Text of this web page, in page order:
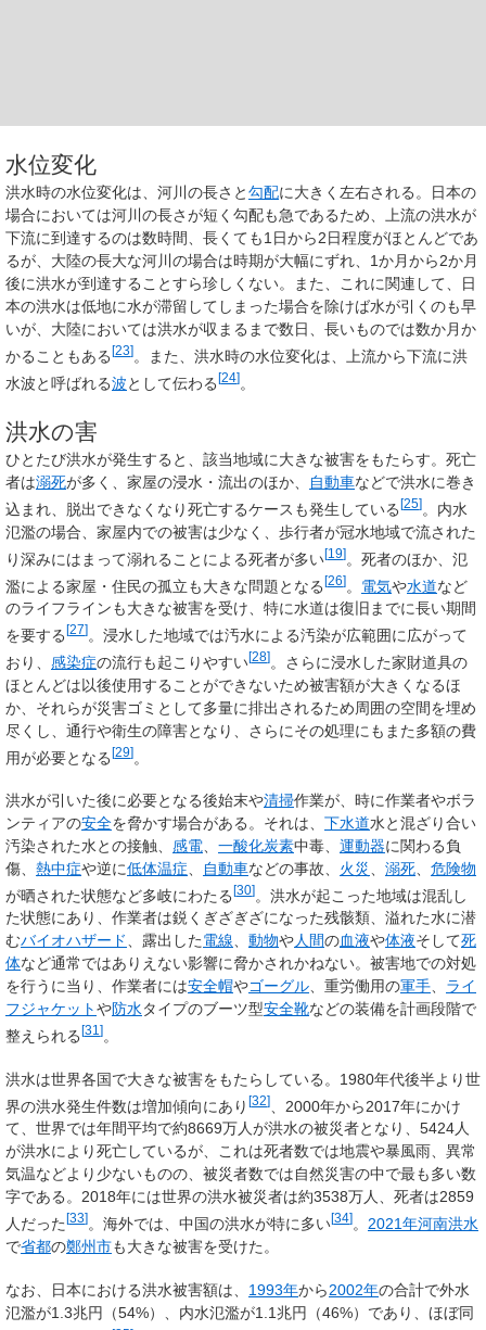
水位変化
洪水時の水位変化は、河川の長さと勾配に大きく左右される。日本の
場合においては河川の長さが短く勾配も急であるため、上流の洪水が
下流に到達するのは数時間、長くても1日から2日程度がほとんどであ
るが、大陸の長大な河川の場合は時期が大幅にずれ、1か月から2か月
後に洪水が到達することすら珍しくない。また、これに関連して、日
本の洪水は低地に水が滞留してしまった場合を除けば水が引くのも早
いが、大陸においては洪水が収まるまで数日、長いものでは数か月か
かることもある [23] 。また、洪水時の水位変化は、上流から下流に洪
水波と呼ばれる波として伝わる[24]。
洪水の害
ひとたび洪水が発生すると、該当地域に大きな被害をもたらす。死亡
者は溺死が多く、家屋の浸水・流出のほか、 自動車などで洪水に巻き
込まれ、脱出できなくなり死亡するケースも発生している [25] 。内水
氾濫の場合、家屋内での被害は少なく、歩行者が冠水地域で流された
り深みにはまって溺れることによる死者が多い[19]。死者のほか、氾
濫による家屋・住民の孤立も大きな問題となる[26]。 電気や水道など
のライフラインも大きな被害を受け、特に水道は復旧までに長い期間
を要する [27] 。浸水した地域では汚水による汚染が広範囲に広がって
おり、 感染症の流行も起こりやすい[28]。さらに浸水した家財道具の
ほとんどは以後使用することができないため被害額が大きくなるほ
か、それらが災害ゴミとして多量に排出されるため周囲の空間を埋め
尽くし、通行や衛生の障害となり、さらにその処理にもまた多額の費
用が必要となる[29]
洪水が引いた後に必要となる後始末や清掃作業が、時に作業者やボラ
ンティアの安全を脅かす場合がある。それは、 下水道水と混ざり合い
汚染された水との接触、 感電 一酸化炭素中毒、 運動器に関わる負
傷、 熱中症や逆に低体温症 自動車などの事故、 火災 溺死
危険物
が晒された状態など多岐にわたる[30]。洪水が起こった地域は混乱し
た状態にあり、作業者は鋭くぎざぎざになった残骸類、溢れた水に潜
むバイオハザード、露出した電線、 動物や人間の血液や体液そして死
体など通常ではありえない影響に脅かされかねない。被害地での対処
を行うに当り、作業者には安全帽やゴーグル、重労働用の軍手、 ライ
フジャケットや防水タイプのブーツ型安全靴などの装備を計画段階で
整えられる [31 ] 。
洪水は世界各国で大きな被害をもたらしている。1980年代後半より世
界の洪水発生件数は増加傾向にあり [32]
、2000年から2017年にかけ
て、世界では年間平均で約8669万人が洪水の被災者となり、5424人
が洪水により死亡しているが、これは死者数では地震や暴風雨、異常
気温などより少ないものの、被災者数では自然災害の中で最も多い数
字である。2018年には世界の洪水被災者は約3538万人、死者は2859
人だった [33] 。海外では、中国の洪水が特に多い[34] 。 2021年河南洪水
で省都の鄭州市も大きな被害を受けた。
なお、日本における洪水被害額は、 1993年から2002年の合計で外水
氾濫が1.3兆円（54%）、内水氾濫が1.1兆円（46%）であり、ほぼ同